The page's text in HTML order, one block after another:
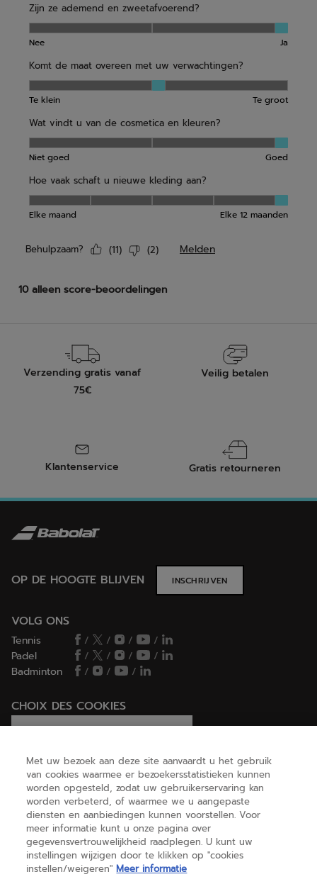
Verzending gratis vanaf
75€
Veilig betalen
Klantenservice Gratis retourneren
OP DE HOOGTE BLIJVEN INSCHRIJVEN
VOLG ONS
Tennis / / /
/
Padel
/ / /
/
Badminton
/ / /
CHOIX DES COOKIES
HELP
OVER ONS
Met uw bezoek aan deze site aanvaardt u het gebruik
van cookies waarmee er bezoekersstatistieken kunnen
worden opgesteld, zodat uw gebruikerservaring kan
worden verbeterd, of waarmee we u aangepaste
diensten en aanbiedingen kunnen voorstellen. Voor
meer informatie kunt u onze pagina over
gegevensvertrouwelijkheid raadplegen. U kunt uw
instellingen wijzigen door te klikken op "cookies
instellen/weigeren" Meer informatie